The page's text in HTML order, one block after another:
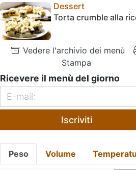
Dessert
Torta crumble alla
Vedere l'archivio dei menù
Stampa
Ricevere il menù del giorno
Iscriviti
Peso Volume